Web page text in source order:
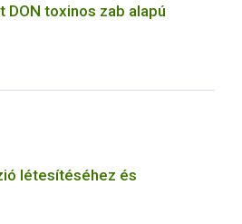
DON toxinos zab alapú
létesítéséhez és